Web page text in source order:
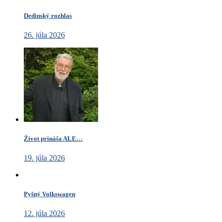
Dedinský rozhlas
26. júla 2026
Život prináša ALE…
19. júla 2026
Pyšný Volkswagen
12. júla 2026